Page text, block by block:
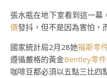
張水瓶在地下室看到這一幕
價發抖，但不是因為害怕，
國家統計局2月28她福斯零
遵循嚴格的黃金Bentley零件
咖啡豆都必須以五點三比四